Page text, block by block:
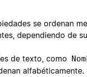
se ordenan
dependiendo de
de texto, como
alfabéticamente.